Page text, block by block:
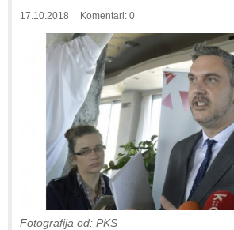
17.10.2018 Komentari: 0
Fotografija od: PKS